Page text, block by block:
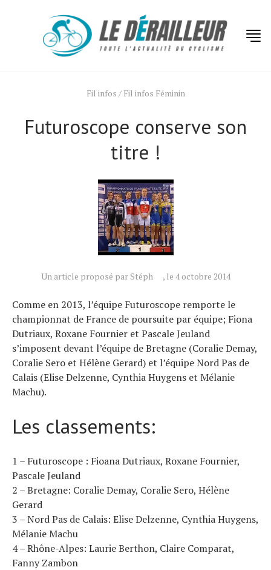
Fil infos / Fil infos Féminin
Futuroscope conserve son
titre !
Un article proposé par Stéph , le 4 octobre 2014
Comme en 2013, l’équipe Futuroscope remporte le
championnat de France de poursuite par équipe; Fiona
Dutriaux, Roxane Fournier et Pascale Jeuland
s’imposent devant l’équipe de Bretagne (Coralie Demay,
Coralie Sero et Hélène Gerard) et l’équipe Nord Pas de
Calais (Elise Delzenne, Cynthia Huygens et Mélanie
Machu).
Les classements:
1 – Futuroscope : Fioana Dutriaux, Roxane Fournier,
Pascale Jeuland
2 – Bretagne: Coralie Demay, Coralie Sero, Hélène
Gerard
3 – Nord Pas de Calais: Elise Delzenne, Cynthia Huygens,
Mélanie Machu
4 – Rhône-Alpes: Laurie Berthon, Claire Comparat,
Fanny Zambon